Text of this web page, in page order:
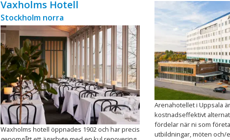
Vaxholms Hotell
Stockholm norra
Waxholms hotell öppnades 1902 och har precis
Arenahotellet i Uppsala
kostnadseffektivt
fördelar när ni som
utbildningar, möten och/